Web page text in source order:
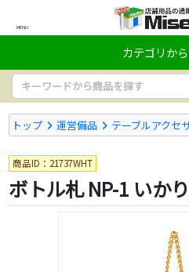
MENU
カテゴリか
トップ 運営備品 テーブルアクセ
商品ID：21737WHT
ボトル札 NP-1 いか